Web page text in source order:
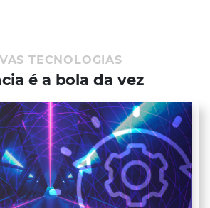
TECNOLOGIAS
é a bola da vez